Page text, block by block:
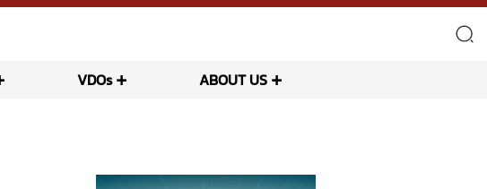
VDOs ABOUT US